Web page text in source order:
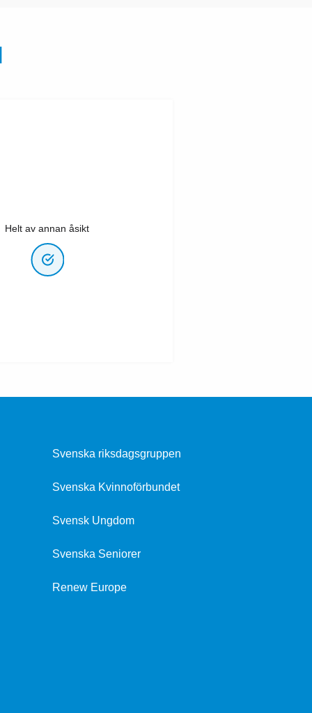
Helt av annan åsikt
Svenska riksdagsgruppen
Svenska Kvinnoförbundet
Svensk Ungdom
Svenska Seniorer
Renew Europe